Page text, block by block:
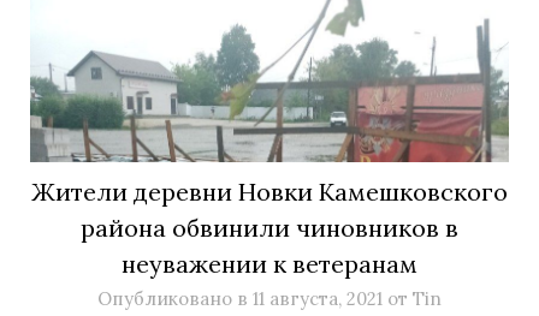
Жители деревни Новки Камешковского
района обвинили чиновников в
неуважении к ветеранам
Опубликовано в 11 августа, 2021 от Tin